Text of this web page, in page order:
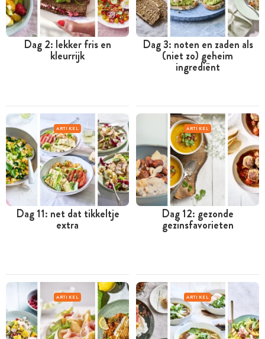
Dag 2: lekker fris en
kleurrijk
Dag 3: noten en zaden als
(niet zo) geheim
ingrediënt
ARTIKEL
Dag 11: net dat tikkeltje
extra
ARTIKEL
Dag 12: gezonde
gezinsfavorieten
ARTIKEL ARTIKEL